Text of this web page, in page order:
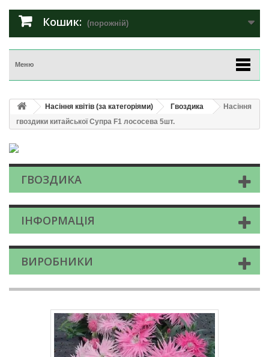
Кошик: (порожній)
Меню
Насіння квітів (за категоріями) Гвоздика
Насіння
гвоздики китайської Супра F1 лососева 5шт.
ГВОЗДИКА
ІНФОРМАЦІЯ
ВИРОБНИКИ